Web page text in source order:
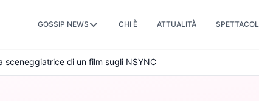
GOSSIP NEWS CHI È ATTUALITÀ
sceneggiatrice di un film sugli NSYNC